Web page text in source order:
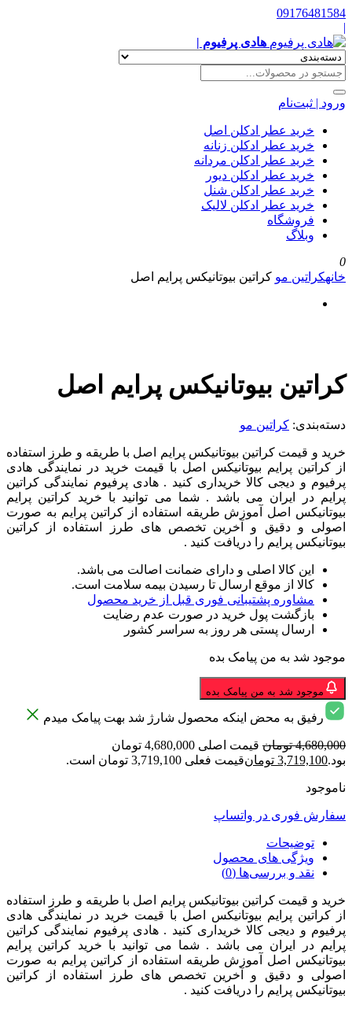
09176481584
|
هادی پرفیوم |
ورود | ثبت‌نام
خرید عطر ادکلن اصل
خرید عطر ادکلن زنانه
خرید عطر ادکلن مردانه
خرید عطر ادکلن دیور
خرید عطر ادکلن شنل
خرید عطر ادکلن لالیک
فروشگاه
وبلاگ
0
خانهکراتین مو کراتین بیوتانیکس پرایم اصل
کراتین بیوتانیکس پرایم اصل
دسته‌بندی: کراتین مو
خرید و قیمت کراتین بیوتانیکس پرایم اصل با طریقه و طرز استفاده
از کراتین پرایم بیوتانیکس اصل با قیمت خرید در نمایندگی هادی
پرفیوم و دیجی کالا خریداری کنید . هادی پرفیوم نمایندگی کراتین
پرایم در ایران می باشد . شما می توانید با خرید کراتین پرایم
بیوتانیکس اصل آموزش طریقه استفاده از کراتین پرایم به صورت
اصولی و دقیق و آخرین تخصص های طرز استفاده از کراتین
بیوتانیکس پرایم را دریافت کنید .
این کالا اصلی و دارای ضمانت اصالت می باشد.
کالا از موقع ارسال تا رسیدن بیمه سلامت است.
مشاوره پشتیبانی فوری قبل از خرید محصول
بازگشت پول خرید در صورت عدم رضایت
ارسال پستی هر روز به سراسر کشور
موجود شد به من پیامک بده
موجود شد به من پیامک بده
رفیق به محض اینکه محصول شارژ شد بهت پیامک میدم
4,680,000 تومان
قیمت اصلی 4,680,000 تومان
بود.3,719,100 تومانقیمت فعلی 3,719,100 تومان است.
ناموجود
سفارش فوری در واتساپ
توضیحات
ویژگی های محصول
نقد و بررسی‌ها (0)
خرید و قیمت کراتین بیوتانیکس پرایم اصل با طریقه و طرز استفاده
از کراتین پرایم بیوتانیکس اصل با قیمت خرید در نمایندگی هادی
پرفیوم و دیجی کالا خریداری کنید . هادی پرفیوم نمایندگی کراتین
پرایم در ایران می باشد . شما می توانید با خرید کراتین پرایم
بیوتانیکس اصل آموزش طریقه استفاده از کراتین پرایم به صورت
اصولی و دقیق و آخرین تخصص های طرز استفاده از کراتین
بیوتانیکس پرایم را دریافت کنید .